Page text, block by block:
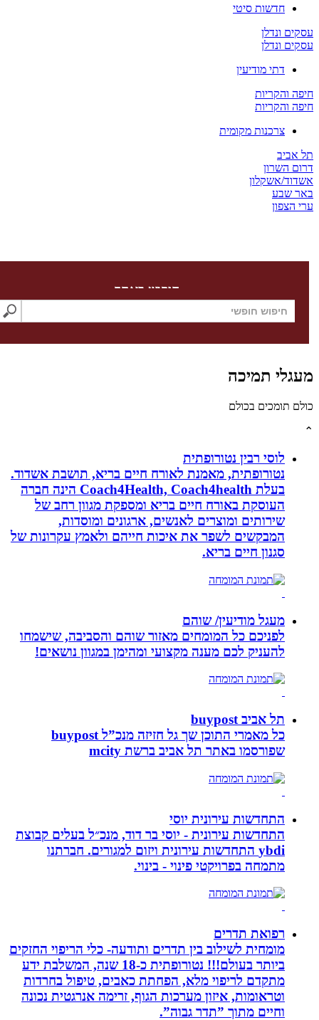
חדשות סיטי
ונדלן
ונדלן
דתי מודיעין
והקריות
והקריות
צרכנות מקומית
אביב
השרון
אשקלון
שבע
הצפון
חיפוש באתר
תמיכה
תומכים בכולם
לוסי רבין נטורופתית
נטורופתית, מאמנת לאורח חיים בריא, תושבת אשדוד.
בעלת Coach4Health, Coach4health הינה חברה
העוסקת באורח חיים בריא ומספקת מגוון רחב של
שירותים ומוצרים לאנשים, ארגונים ומוסדות,
המבקשים לשפר את איכות חייהם ולאמץ עקרונות של
סגנון חיים בריא.
מעגל מודיעין/ שוהם
לפניכם כל המומחים מאזור שוהם והסביבה, שישמחו
להעניק לכם מענה מקצועי ומהימן במגוון נושאים!
תל אביב buypost
כל מאמרי התוכן שך גל חזיזה מנכ”ל buypost
שפורסמו באתר תל אביב ברשת mcity
התחדשות עירונית יוסי
התחדשות עירונית - יוסי בר דוד, מנכ״ל בעלים קבוצת
ybdi התחדשות עירונית ויזום למגורים. חברתנו
מתמחה בפרויקטי פינוי - בינוי.
רפואת תדרים
מומחית לשילוב בין תדרים ותודעה- כלי הריפוי החזקים
ביותר בעולם!!! נטורופתית כ-18 שנה, המשלבת ידע
מתקדם לריפוי מלא, הפחתת כאבים, טיפול בחרדות
וטראומות, איזון מערכות הגוף, זרימה אנרגטית נכונה
וחיים מתוך ”תדר גבוה”.